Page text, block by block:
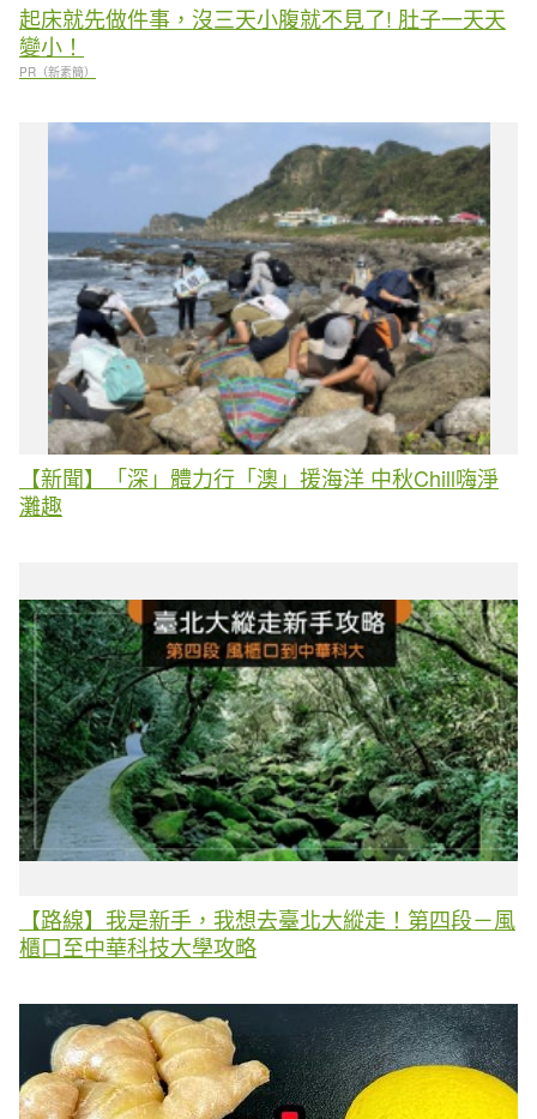
起床就先做件事，沒三天小腹就不見了! 肚子一天天
變小！
PR（新素簡）
【新聞】「深」體力行「澳」援海洋 中秋Chill嗨淨
灘趣
【路線】我是新手，我想去臺北大縱走！第四段－風
櫃口至中華科技大學攻略